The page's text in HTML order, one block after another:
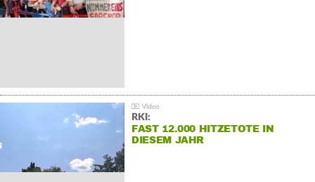
RKI:
FAST 12.000 HITZETOTE IN
DIESEM JAHR